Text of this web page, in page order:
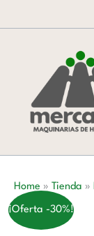
al
Home » Tienda »
¡Oferta -30%!